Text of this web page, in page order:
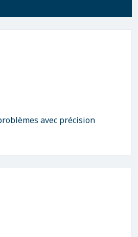
avec précision